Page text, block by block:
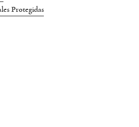
Protegidas